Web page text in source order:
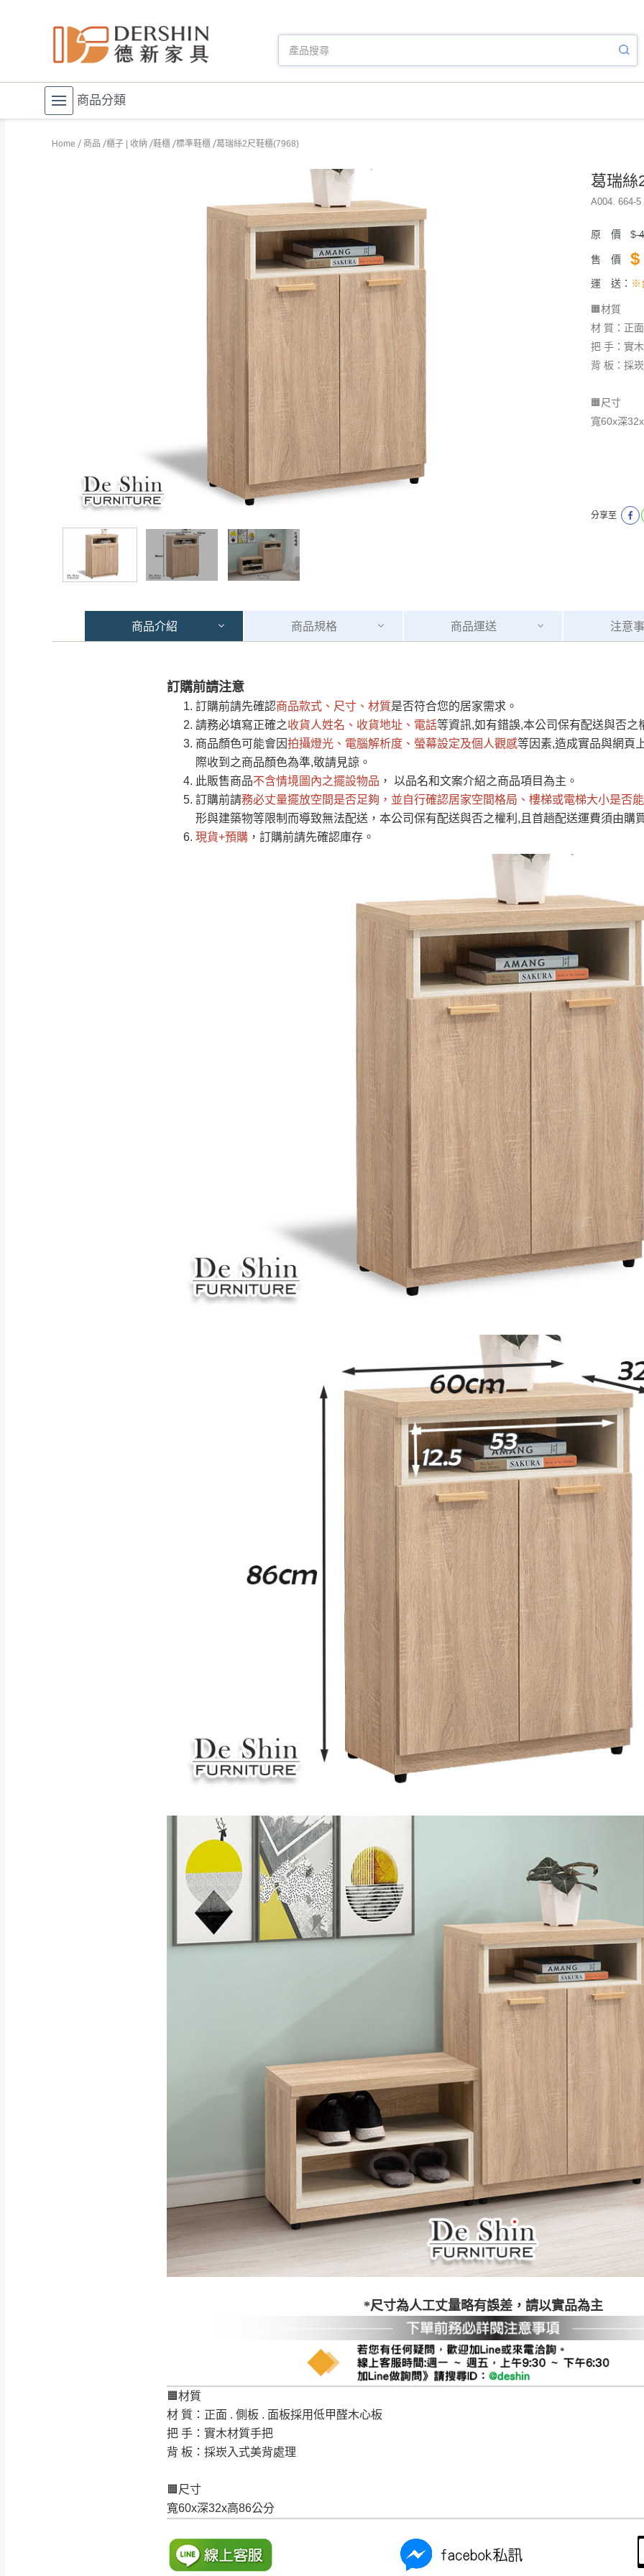
商品分類
Home 商品 櫃子 | 收納 鞋櫃 標準鞋櫃 葛瑞絲2尺鞋櫃(7968)
葛瑞絲
A004. 664-5
原 價 $
售 價 $
運 送： ※
🟧材質
材 質：正
把 手：實
背 板：採
🟧尺寸
寬60x深
分享至
商品介紹 商品規格 商品運送 注意
訂購前請注意
訂購前請先確認商品款式、尺寸、材質是否符合您的居家需求。
請務必填寫正確之收貨人姓名、收貨地址、電話等資訊,如有錯誤,本公司保有配送與否之
商品顏色可能會因拍攝燈光、電腦解析度、螢幕設定及個人觀感等因素,造成實品與網頁
際收到之商品顏色為準,敬請見諒。
此販售商品不含情境圖內之擺設物品 ， 以品名和文案介紹之商品項目為主。
訂購前請務必丈量擺放空間是否足夠 ，並自行確認居家空間格局、 樓梯或電梯大小是否
形與建築物等限制而導致無法配送，本公司保有配送與否之權利,且首趟配送運費須由購
現貨+預購 ，訂購前請先確認庫存。
*尺寸為人工丈量略有誤差，請以實品為主
🟧材質
材 質：正面 . 側板 . 面板採用低甲醛木心板
把 手：實木材質手把
背 板：採崁入式美背處理
🟧尺寸
寬60x深32x高86公分
運 費 說 明
運送地區
桃園
免 運 費
＊A108產品另收運費
雙溪、
門、林口
石碇、坪
$ 9,000以上：免運費
$ 9,000以下：NT$500元
＊A108產品另收運費
$ 9,000以上：免運費
$ 9,000以下：NT$500元
＊A108產品另收運費
卓蘭鎮
鄉
配送天數：5~14天
到貨時間：指定送貨日當天以電話聯絡確認
｜周（一）配送部門固定公休無送貨｜
台北市、新北市地區固定每周(三)、(日)兩天收送貨
彰化、南投、雲林、嘉義、台南、高雄、屏東、宜蘭、 花蓮、台東、金門
本司貨車運送如因路況不佳、天候惡劣、過於偏遠之山區內等，或收貨地點搬運過於困
本公司除了盡最大努力完成配送外，視狀況保有出貨的權利。
保護物流人員的工作安全，賣家無提供吊掛服務，若需以吊車或其他的吊掛方式吊運，
因大型傢俱有組裝、配送的問題，並非一般快速到貨商品，無法指定特定時間送達，司
讓您不用整天在家等貨，以免浪費你的寶貴時間。
如遇自然災害、政府宣布之災害警報等不可抗力情事，而危及運送人員輸送之安全，本
百貨公司配送暫無法配合開店前、閉店後時段，並送至百貨公司卸貨區為限，恕無法送至
無回收家具服務，若需回收家俱可聯絡當地請清潔隊回收,免付費清運專線：0800-085-
注意事項：
由於品項繁多，網頁無法及時更新，如有需要購買商品，請於出發前來電或到「
認商品是否有「現貨」與 「金額」。
若商品價格或庫存有異常，商家有權取消訂單。
接單後二日內(不含例假日)，我們客服會與您電話聯絡或E-Mail通知確認訂單。
（線上客服 LINE → @dershin）
下單前先詢問是否現貨，若未詢問下單後無現貨我們客服會再來電或E-Mail與您
（洽詢方式請搜尋 Line ID →
運送範圍：限定北至基隆，南至苗栗，偏遠地區恕無法提供運送 (詳見運送規章)。
苗栗至基隆；其它地區暫不開放，如因特殊地型限制(山區、鄉、鎮、村)、樓梯
本公司保有出貨的權利。
保護物流人員的工作安全，賣家無提供吊掛服務，若需以吊車或其他的吊掛方式
因大型傢俱有組裝、配送的問題，並非一般快速到貨商品，無法指定特定時間送
會再與您通知，讓你不用整天在家等貨，以節省您的寶貴時間。
由於百貨公司配送較為不易，故暫無法配送至百貨公司內部。
若您選擇三聯式或索取兩聯式發票，發票將於商品完成出貨15個工作天另行寄出，另外
送達，如遇國定假日將順延寄送。
若收到不良品，請於到貨日起七日內通知本公司客服人員，我們將為您更換新品
所有退回及換貨之商品必須是全新狀態且完整包裝，床墊、床包、枕頭類產品需
品、附件、包裝、廠商紙及所有附隨文件或資料之完整性)，若未依照上述方式處
由於透過電腦螢幕選購商品，可能會因個人電腦螢幕的設定色差或解析度等因素
質感稍有不同，如因此而需退換貨，
需自付來回運費及人資成本，請您訂購前詳
是否合適)。
訂購前請確認商品尺寸，大型物件因為人工丈量，難免會有些許誤差值(約正負
非因本公司問題而需退換貨，請於收到貨7日內通知客服人員(Line@ ID：
狀態與完整包裝。鑑賞期間若發生非本司因素致使之汙損破壞，恕無法辦理退換
台北市、新北市地區固定每周(三)、(日)兩天收送貨，敬請見諒！
本公司部份商品無維修服務，超過7日鑑賞期，商品使用年限，因客人使用習慣
為因素導致商品損壞、零件短缺，則維修、搬運費用，需由消費者自行吸收(另事
到貨7日內為鑑賞期(注意:鑑賞期非試用期)，若非商品品質瑕疵問題於鑑賞期內退
如欲放置營業場所及公開場合之商品則無享有商品一年保固之服務。
時請儘速於三日內完成付款， 交易恕不殺價，商品均已最低價格售出
，且在
日內若未接獲您的匯款或轉帳通知，商品將不予保留(訂單自動取消)。
無回收家具服務，若需回收家具可聯絡當地請清潔隊回收,免付費清運專線：0800-085-
全部 依評論高至低排列 依評論低至高排列